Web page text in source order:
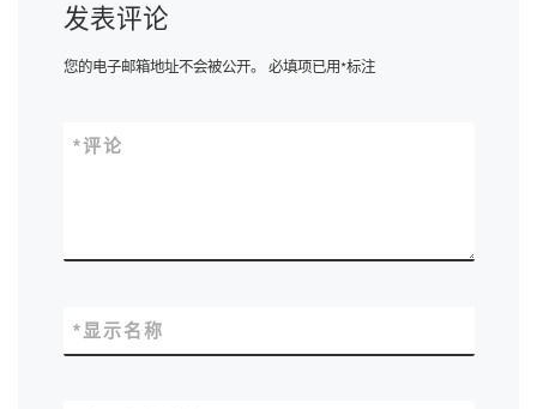
发表评论
您的电子邮箱地址不会被公开。 必填项已用*标注
评论
*
显示名称
*